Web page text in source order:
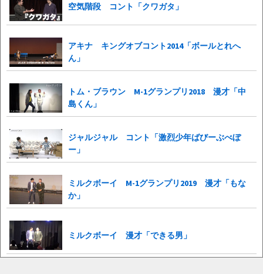
空気階段 コント「クワガタ」
アキナ キングオブコント2014「ボールとれへ
ん」
トム・ブラウン M-1グランプリ2018 漫才「中
島くん」
ジャルジャル コント「激烈少年ばびーぶべぼ
ー」
ミルクボーイ M-1グランプリ2019 漫才「もな
か」
ミルクボーイ 漫才「できる男」